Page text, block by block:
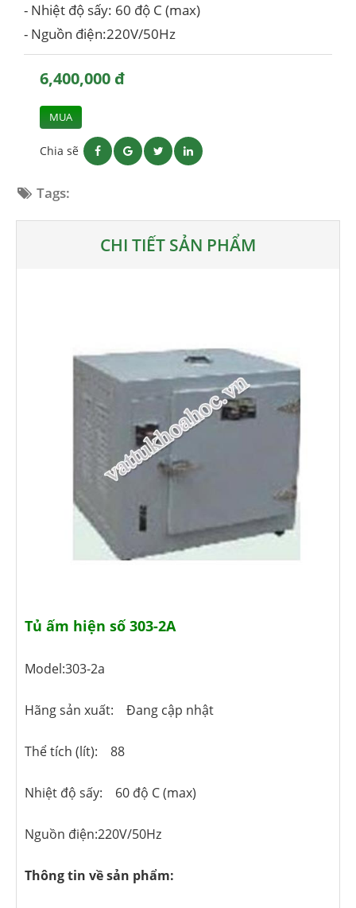
- Nhiệt độ sấy: 60 độ C (max)
- Nguồn điện:220V/50Hz
6,400,000 đ
MUA
Chia sẽ
Tags:
CHI TIẾT SẢN PHẨM
Tủ ấm hiện số 303-2A
Model:303-2a
Hãng sản xuất: Đang cập nhật
Thể tích (lít): 88
Nhiệt độ sấy: 60 độ C (max)
Nguồn điện:220V/50Hz
Thông tin về sản phẩm: